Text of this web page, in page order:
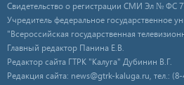
Свидетельство о регистрации СМИ Эл № ФС
Учредитель федеральное государственное
"Всероссийская государственная
Главный редактор Панина Е.В.
Редактор сайта ГТРК "Калуга" Дубинин В.Г.
Редакция сайта: news@gtrk-kaluga.ru, тел.: